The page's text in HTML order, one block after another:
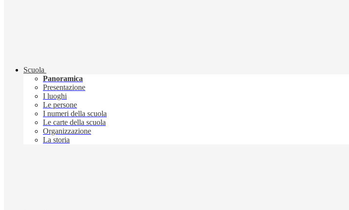
Scuola
Panoramica
Presentazione
I luoghi
Le persone
I numeri della scuola
Le carte della scuola
Organizzazione
La storia